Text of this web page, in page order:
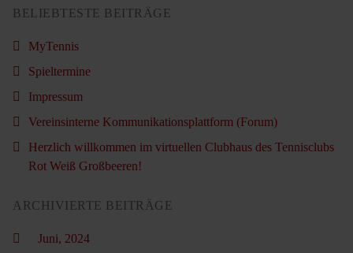
BELIEBTESTE BEITRÄGE
MyTennis
Spieltermine
Impressum
Vereinsinterne Kommunikationsplattform (Forum)
Herzlich willkommen im virtuellen Clubhaus des Tennisclubs
Rot Weiß Großbeeren!
ARCHIVIERTE BEITRÄGE
Juni, 2024